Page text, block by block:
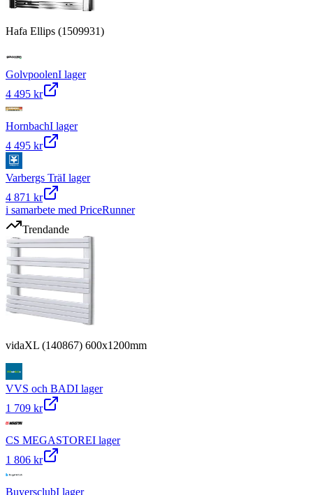
Hafa Ellips (1509931)
GolvpoolenI lager
4 495 kr
HornbachI lager
4 495 kr
Varbergs TräI lager
4 871 kr
i samarbete med PriceRunner
Trendande
vidaXL (140867) 600x1200mm
VVS och BADI lager
1 709 kr
CS MEGASTOREI lager
1 806 kr
BuyersclubI lager